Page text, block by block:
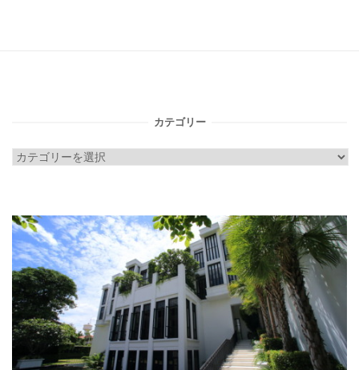
カテゴリー
カ
リ
ー